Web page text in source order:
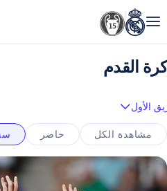
كرة القدم
الأول
مشاهدة الكل حاضر